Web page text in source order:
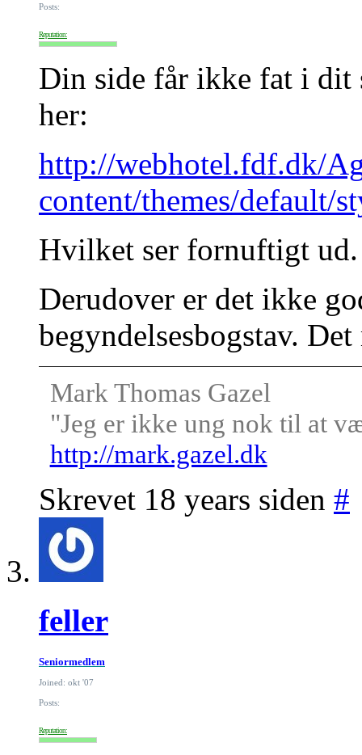
Posts:
Reputation:
Din side får ikke fat i dit
her:
http://webhotel.fdf.dk/
content/themes/default/
Hvilket ser fornuftigt ud.
Derudover er det ikke
begyndelsesbogstav.
Mark Thomas Gazel
"Jeg er ikke ung nok til at
http://mark.gazel.dk
Skrevet 18 years siden #
feller
Seniormedlem
Joined: okt '07
Posts:
Reputation: